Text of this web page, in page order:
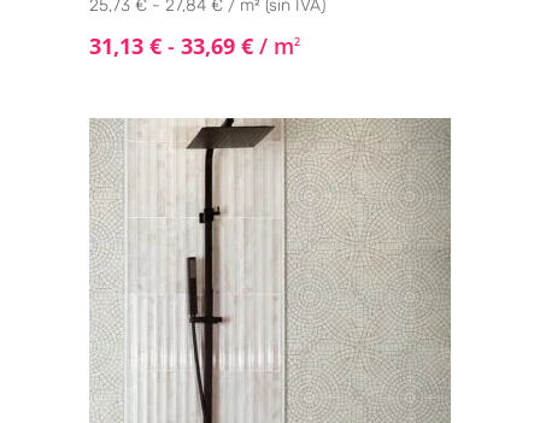
25,73 € - 27,84 € / m² (sin IVA)
31,13 € - 33,69 € / m2